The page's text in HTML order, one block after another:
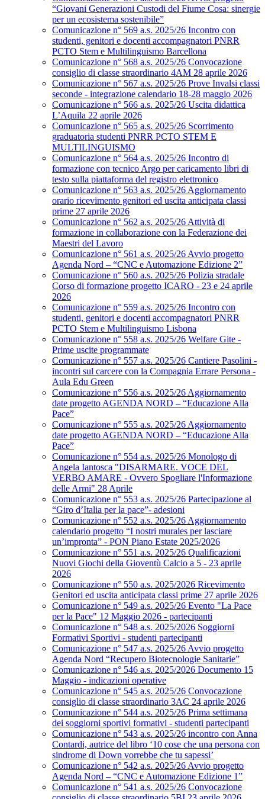
“Giovani Generazioni Custodi del Fiume Cosa: sinergie
per un ecosistema sostenibile”
Comunicazione n° 569 a.s. 2025/26 Incontro con
studenti, genitori e docenti accompagnatori PNRR
PCTO Stem e Multilinguismo Barcellona
Comunicazione n° 568 a.s. 2025/26 Convocazione
consiglio di classe straordinario 4AM 28 aprile 2026
Comunicazione n° 567 a.s. 2025/26 Prove Invalsi classi
seconde - integrazione calendario 18-28 maggio 2026
Comunicazione n° 566 a.s. 2025/26 Uscita didattica
L’Aquila 22 aprile 2026
Comunicazione n° 565 a.s. 2025/26 Scorrimento
graduatoria studenti PNRR PCTO STEM E
MULTILINGUISMO
Comunicazione n° 564 a.s. 2025/26 Incontro di
formazione con tecnico Argo per caricamento libri di
testo sulla piattaforma del registro elettronico
Comunicazione n° 563 a.s. 2025/26 Aggiornamento
orario ricevimento genitori ed uscita anticipata classi
prime 27 aprile 2026
Comunicazione n° 562 a.s. 2025/26 Attività di
formazione in collaborazione con la Federazione dei
Maestri del Lavoro
Comunicazione n° 561 a.s. 2025/26 Avvio progetto
Agenda Nord – “CNC e Automazione Edizione 2”
Comunicazione n° 560 a.s. 2025/26 Polizia stradale
Corso di formazione progetto ICARO - 23 e 24 aprile
2026
Comunicazione n° 559 a.s. 2025/26 Incontro con
studenti, genitori e docenti accompagnatori PNRR
PCTO Stem e Multilinguismo Lisbona
Comunicazione n° 558 a.s. 2025/26 Welfare Gite -
Prime uscite programmate
Comunicazione n° 557 a.s. 2025/26 Cantiere Pasolini -
incontri sul carcere con la Compagnia Errare Persona -
Aula Edu Green
Comunicazione n° 556 a.s. 2025/26 Aggiornamento
date progetto AGENDA NORD – “Educazione Alla
Pace”
Comunicazione n° 555 a.s. 2025/26 Aggiornamento
date progetto AGENDA NORD – “Educazione Alla
Pace”
Comunicazione n° 554 a.s. 2025/26 Monologo di
Angela Iantosca "DISARMARE. VOCE DEL
VERBO AMARE - Ovvero Spogliare l'Informazione
delle Armi" 28 Aprile
Comunicazione n° 553 a.s. 2025/26 Partecipazione al
“Giro d’Italia per la pace”- adesioni
Comunicazione n° 552 a.s. 2025/26 Aggiornamento
calendario progetto “I nostri murales per lasciare
un’impronta” - PON Piano Estate 2025/2026
Comunicazione n° 551 a.s. 2025/26 Qualificazioni
Nuovi Giochi della Gioventù Calcio a 5 - 23 aprile
2026
Comunicazione n° 550 a.s. 2025/2026 Ricevimento
Genitori ed uscita anticipata classi prime 27 aprile 2026
Comunicazione n° 549 a.s. 2025/26 Evento "La Pace
per la Pace" 12 Maggio 2026 - partecipanti
Comunicazione n° 548 a.s. 2025/2026 Soggiorni
Formativi Sportivi - studenti partecipanti
Comunicazione n° 547 a.s. 2025/26 Avvio progetto
Agenda Nord “Recupero Biotecnologie Sanitarie”
Comunicazione n° 546 a.s. 2025/2026 Documento 15
Maggio - indicazioni operative
Comunicazione n° 545 a.s. 2025/26 Convocazione
consiglio di classe straordinario 3AC 24 aprile 2026
Comunicazione n° 544 a.s. 2025/26 Prima settimana
dei soggiorni sportivi formativi - studenti partecipanti
Comunicazione n° 543 a.s. 2025/26 incontro con Anna
Contardi, autrice del libro ‘10 cose che una persona con
sindrome di Down vorrebbe che tu sapessi’
Comunicazione n° 542 a.s. 2025/26 Avvio progetto
Agenda Nord – “CNC e Automazione Edizione 1”
Comunicazione n° 541 a.s. 2025/26 Convocazione